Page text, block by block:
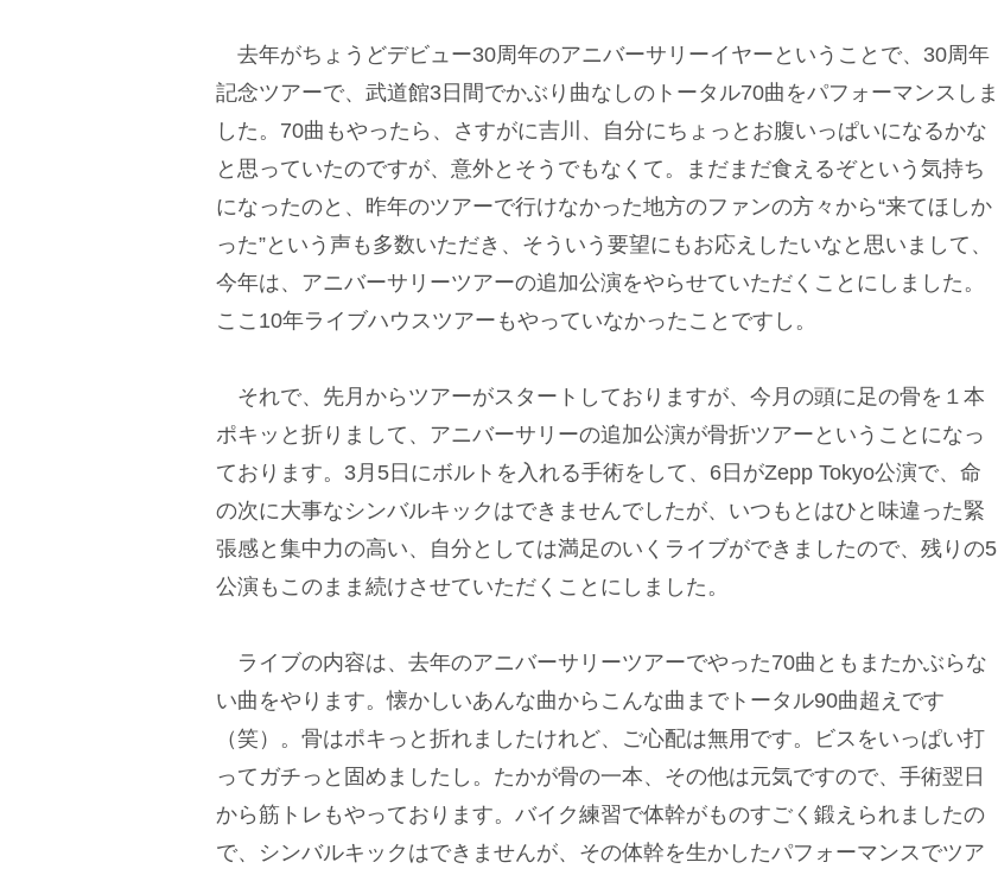
去年がちょうどデビュー30周年のアニバーサリーイヤーということで、30周年
記念ツアーで、武道館3日間でかぶり曲なしのトータル70曲をパフォーマンスしま
した。70曲もやったら、さすがに吉川、自分にちょっとお腹いっぱいになるかな
と思っていたのですが、意外とそうでもなくて。まだまだ食えるぞという気持ち
になったのと、昨年のツアーで行けなかった地方のファンの方々から“来てほしか
った”という声も多数いただき、そういう要望にもお応えしたいなと思いまして、
今年は、アニバーサリーツアーの追加公演をやらせていただくことにしました。
ここ10年ライブハウスツアーもやっていなかったことですし。
それで、先月からツアーがスタートしておりますが、今月の頭に足の骨を１本
ポキッと折りまして、アニバーサリーの追加公演が骨折ツアーということになっ
ております。3月5日にボルトを入れる手術をして、6日がZepp Tokyo公演で、命
の次に大事なシンバルキックはできませんでしたが、いつもとはひと味違った緊
張感と集中力の高い、自分としては満足のいくライブができましたので、残りの5
公演もこのまま続けさせていただくことにしました。
ライブの内容は、去年のアニバーサリーツアーでやった70曲ともまたかぶらな
い曲をやります。懐かしいあんな曲からこんな曲までトータル90曲超えです
（笑）。骨はポキっと折れましたけれど、ご心配は無用です。ビスをいっぱい打
ってガチっと固めましたし。たかが骨の一本、その他は元気ですので、手術翌日
から筋トレもやっております。バイク練習で体幹がものすごく鍛えられましたの
で、シンバルキックはできませんが、その体幹を生かしたパフォーマンスでツア